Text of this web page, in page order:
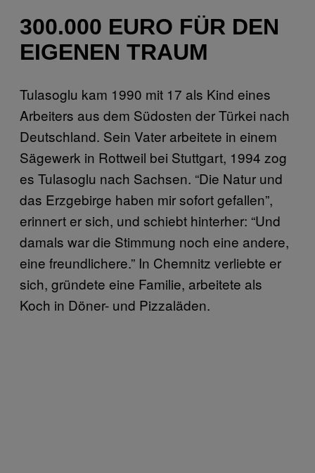
300.000 EURO FÜR DEN
EIGENEN TRAUM
Tulasoglu kam 1990 mit 17 als Kind eines
Arbeiters aus dem Südosten der Türkei nach
Deutschland. Sein Vater arbeitete in einem
Sägewerk in Rottweil bei Stuttgart, 1994 zog
es Tulasoglu nach Sachsen. “Die Natur und
das Erzgebirge haben mir sofort gefallen”,
erinnert er sich, und schiebt hinterher: “Und
damals war die Stimmung noch eine andere,
eine freundlichere.” In Chemnitz verliebte er
sich, gründete eine Familie, arbeitete als
Koch in Döner- und Pizzaläden.